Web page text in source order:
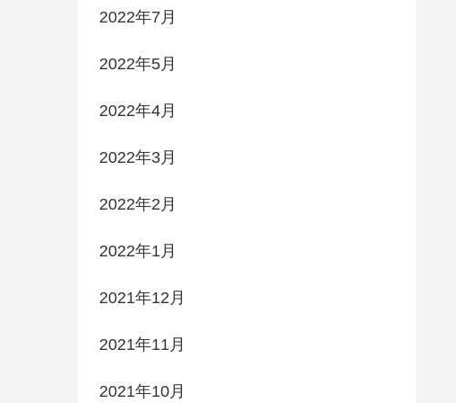
2022年7月
2022年5月
2022年4月
2022年3月
2022年2月
2022年1月
2021年12月
2021年11月
2021年10月